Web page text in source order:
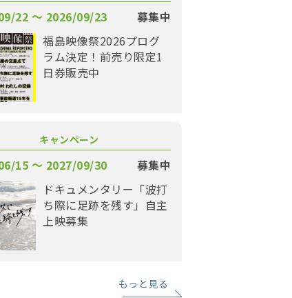
22 〜 2026/09/23
募集中
福島映像祭2026プログ
ラム決定！前売り限定1
日券販売中
キャンペーン
15 〜 2027/09/30
募集中
ドキュメンタリー「波打
ち際に足跡を残す」自主
上映募集
もっと見る